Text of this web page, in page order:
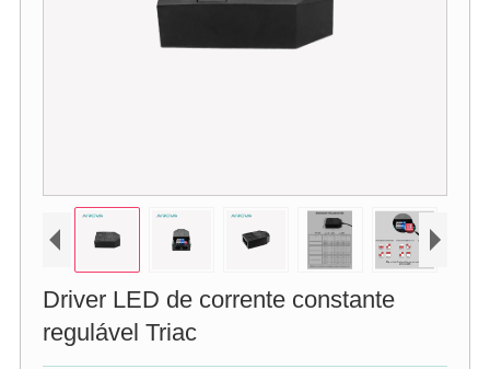
Driver LED de corrente constante
regulável Triac